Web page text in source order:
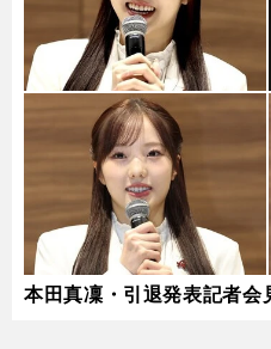
本田真凜・引退発表記者会